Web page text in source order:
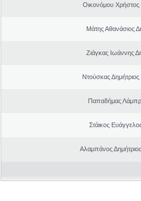
Οικονόμου Χρήστος
Μάτης Αθανάσιος
Ζιάγκας Ιωάννης
Ντούσκας
Παπαδήμας
Στάικος
Αλαμπάνος